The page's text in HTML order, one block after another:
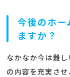
今後のホー
ますか？
なかなか今は難
の内容を充実さ